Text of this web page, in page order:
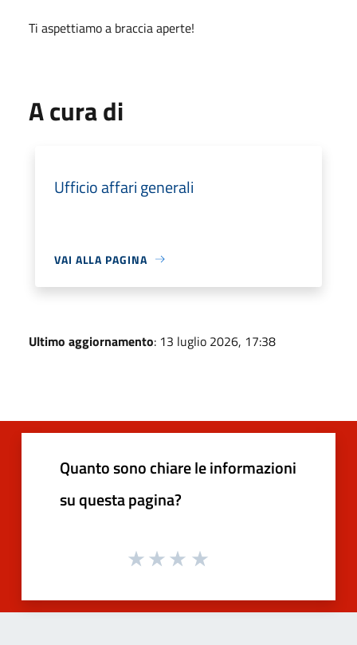
Ti aspettiamo a braccia aperte!
A cura di
Ufficio affari generali
VAI ALLA PAGINA
Ultimo aggiornamento: 13 luglio 2026, 17:38
Quanto sono chiare le informazioni
su questa pagina?